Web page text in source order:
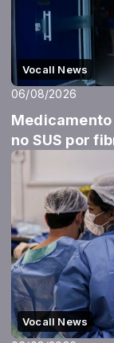
Vocall News
06/08/2026
no SUS por
Vocall News